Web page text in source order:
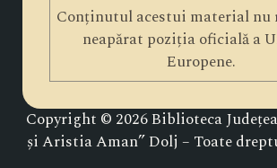
Conținutul acestui material nu
neapărat poziția oficială a
Europene.
Copyright © 2026 Biblioteca
și Aristia Aman” Dolj – Toate